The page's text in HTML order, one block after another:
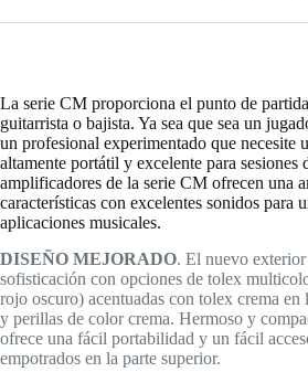
La serie CM proporciona el punto de
guitarrista o bajista. Ya sea que sea un
un profesional experimentado que necesite
altamente portátil y excelente para sesiones
amplificadores de la serie CM ofrecen una
características con excelentes sonidos para
aplicaciones musicales.
DISEÑO MEJORADO. El nuevo
sofisticación con opciones de tolex
rojo oscuro) acentuadas con tolex crema
y perillas de color crema. Hermoso y
ofrece una fácil portabilidad y un fácil
empotrados en la parte superior.